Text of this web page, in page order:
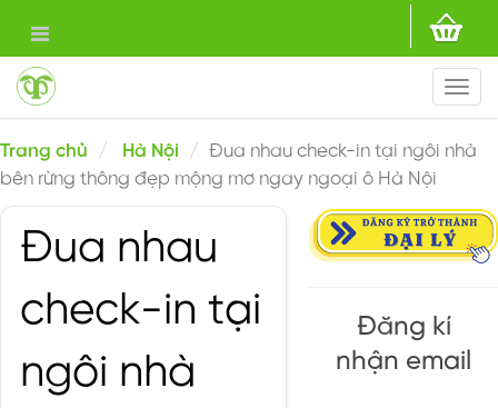
Trang chủ Hà Nội
Đua nhau check-in tại ngôi nhà
bên rừng thông đẹp mộng mơ ngay ngoại ô Hà Nội
Đua nhau
check-in tại
ngôi nhà
Đăng kí
nhận email